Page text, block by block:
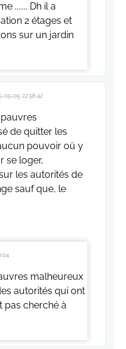
....... Dh il a
2 étages et
sur un jardin
05-09 22:58:42
de quitter les
pouvoir où y
se loger,
les autorités de
sauf que, le
malheureux
autorités qui ont
pas cherché à